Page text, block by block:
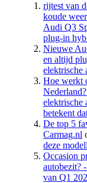
rijtest van
koude
Audi Q3
plug-in
Nieuwe
en altijd
elektrische
Hoe werkt
elektrische
betekent
De top 5
Carmag.nl
deze
Occasion
autobezit?
van Q1